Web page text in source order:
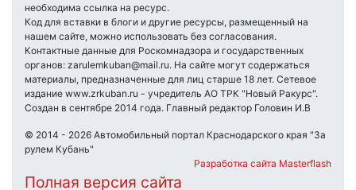
необходима ссылка на ресурс.
Код для вставки в блоги и другие ресурсы, размещенный на
нашем сайте, можно использовать без согласования.
Контактные данные для Роскомнадзора и государственных
органов: zarulemkuban@mail.ru. На сайте могут содержаться
материалы, предназначенные для лиц старше 18 лет. Сетевое
издание www.zrkuban.ru - учредитель АО ТРК "Новый Ракурс".
Создан в сентябре 2014 года. Главный редактор Головин И.В
© 2014 - 2026 Автомобильный портал Краснодарского края "За
рулем Кубань"
Разработка сайта Masterflash
Полная версия сайта